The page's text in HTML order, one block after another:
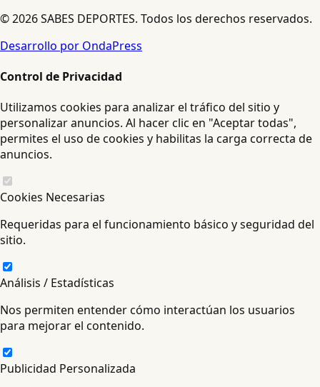
© 2026 SABES DEPORTES. Todos los derechos reservados.
Desarrollo por OndaPress
Control de Privacidad
Utilizamos cookies para analizar el tráfico del sitio y
personalizar anuncios. Al hacer clic en "Aceptar todas",
permites el uso de cookies y habilitas la carga correcta de
anuncios.
Cookies Necesarias
Requeridas para el funcionamiento básico y seguridad del
sitio.
Análisis / Estadísticas
Nos permiten entender cómo interactúan los usuarios
para mejorar el contenido.
Publicidad Personalizada